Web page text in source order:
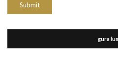
gura